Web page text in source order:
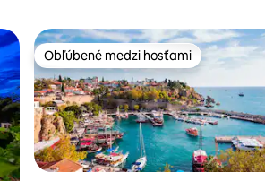
Obľúbené medzi hosťami
Obľúbené medzi hosťami